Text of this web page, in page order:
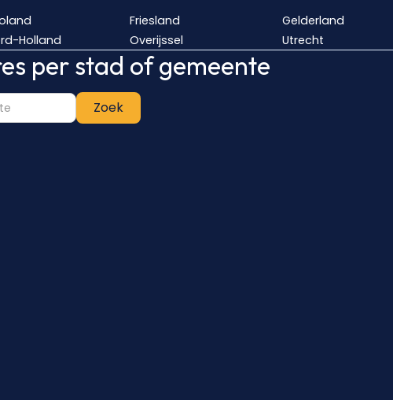
Friesland Gelderland
Holland Overijssel Utrecht
per stad of gemeente